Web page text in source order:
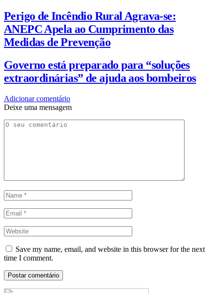
Perigo de Incêndio Rural Agrava-se:
ANEPC Apela ao Cumprimento das
Medidas de Prevenção
Governo está preparado para “soluções
extraordinárias” de ajuda aos bombeiros
Adicionar comentário
Deixe uma mensagem
Save my name, email, and website in this browser for the next
time I comment.